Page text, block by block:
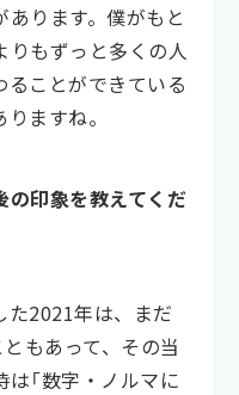
ります。僕がもと
りもずっと多くの人
ることができている
ますね。
の印象を教えてくだ
た2021年は、まだ
もあって、その当
「数字・ノルマに